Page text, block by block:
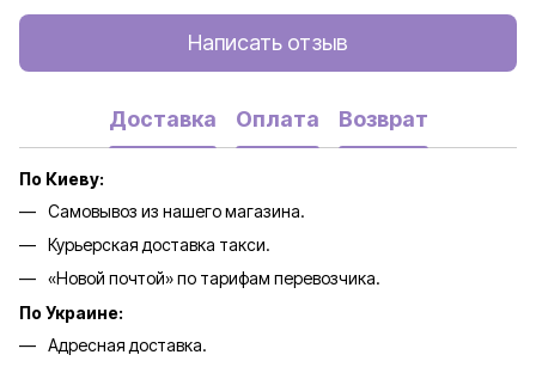
Написать отзыв
Доставка Оплата Возврат
По Киеву:
Самовывоз из нашего магазина.
Курьерская доставка такси.
«Новой почтой» по тарифам перевозчика.
По Украине:
Адресная доставка.